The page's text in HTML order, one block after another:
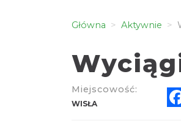
Główna Aktywnie
Miejscowość:
WISŁA